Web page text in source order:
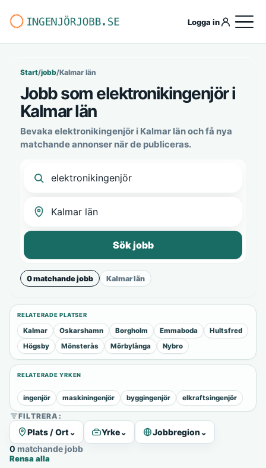
Logga in
Start/jobb/Kalmar län
Jobb som elektronikingenjör i
Kalmar län
Bevaka elektronikingenjör i Kalmar län och få nya
matchande annonser när de publiceras.
Sök jobb
0 matchande jobb Kalmar län
RELATERADE PLATSER
Kalmar Oskarshamn Borgholm Emmaboda
Hultsfred
Högsby
Mönsterås Mörbylånga Nybro
RELATERADE YRKEN
ingenjör maskiningenjör byggingenjör elkraftsingenjör
FILTRERA:
Plats / Ort ⌄ Yrke⌄ Jobbregion⌄
0 matchande jobb
Rensa alla